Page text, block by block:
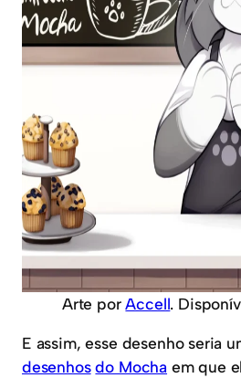
Arte porAccell.
E assim, esse desenho seria
desenhos do Mocha em que